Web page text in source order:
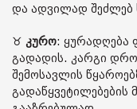
და ადვილად შეძლებ
♉️ კურო: ყურადღება
გადადის. კარგი
შემოსავლის
გადაწყვეტილებების